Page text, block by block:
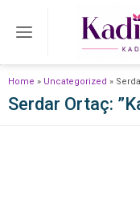
Home » Uncategorized »
Serdar Ortaç: